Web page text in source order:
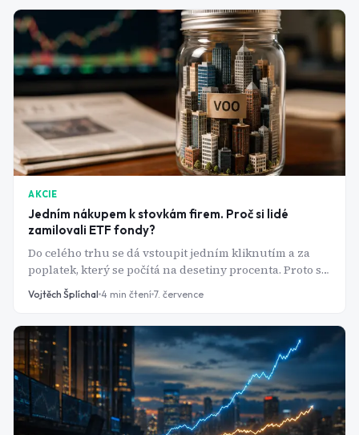
AKCIE
Jedním nákupem k stovkám firem. Proč si lidé
zamilovali ETF fondy?
Do celého trhu se dá vstoupit jedním kliknutím a za
poplatek, který se počítá na desetiny procenta. Proto se
ETF fondy staly vstupní bránou pro miliony nových
investorů.
Vojtěch Šplíchal 4 min čtení 7. července